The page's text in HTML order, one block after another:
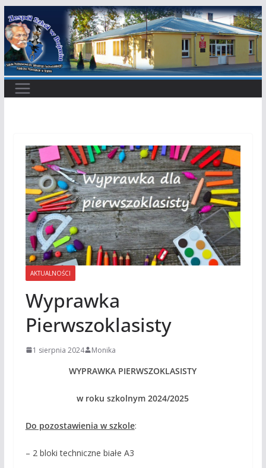
Przejdź
do
treści
AKTUALNOŚCI
Wyprawka
Pierwszoklasisty
1 sierpnia 2024 Monika
WYPRAWKA PIERWSZOKLASISTY
w roku szkolnym 2024/2025
Do pozostawienia w szkole:
– 2 bloki techniczne białe A3